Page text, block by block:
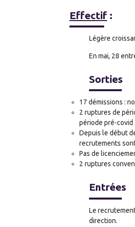
Effectif :
Légère
En mai, 28
Sorties
17 démissions :
2 ruptures de
période pré-covid
Depuis le début
recrutements
Pas de
2 ruptures
Entrées
Le
direction.